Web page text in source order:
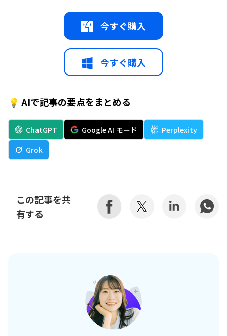
今すぐ購入
今すぐ購入
💡 AIで記事の要点をまとめる
ChatGPT Google AI モード
Perplexity
Grok
この記事を共
有する